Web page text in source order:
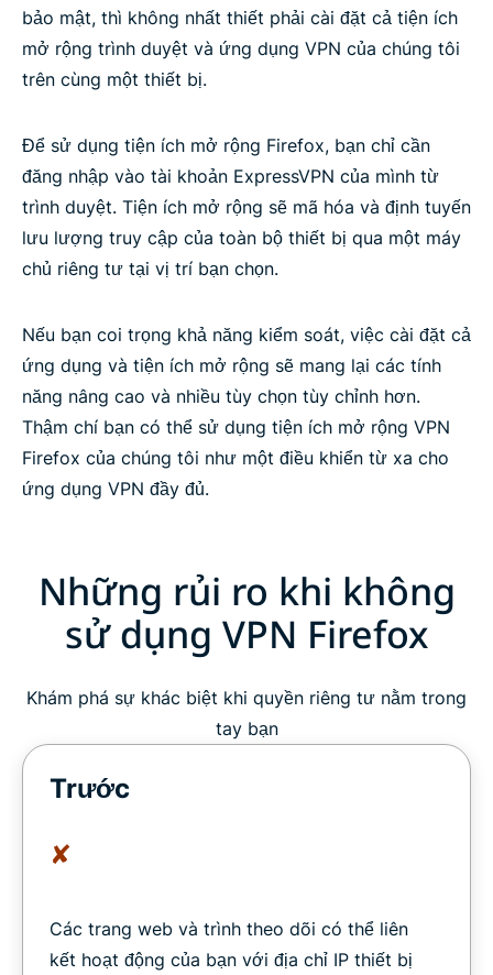
bảo mật, thì không nhất thiết phải cài đặt cả tiện ích
mở rộng trình duyệt và ứng dụng VPN của chúng tôi
trên cùng một thiết bị.
Để sử dụng tiện ích mở rộng Firefox, bạn chỉ cần
đăng nhập vào tài khoản ExpressVPN của mình từ
trình duyệt. Tiện ích mở rộng sẽ mã hóa và định tuyến
lưu lượng truy cập của toàn bộ thiết bị qua một máy
chủ riêng tư tại vị trí bạn chọn.
Nếu bạn coi trọng khả năng kiểm soát, việc cài đặt cả
ứng dụng và tiện ích mở rộng sẽ mang lại các tính
năng nâng cao và nhiều tùy chọn tùy chỉnh hơn.
Thậm chí bạn có thể sử dụng tiện ích mở rộng VPN
Firefox của chúng tôi như một điều khiển từ xa cho
ứng dụng VPN đầy đủ.
Những rủi ro khi không
sử dụng VPN Firefox
Khám phá sự khác biệt khi quyền riêng tư nằm trong
tay bạn
Trước
✘
Các trang web và trình theo dõi có thể liên
kết hoạt động của bạn với địa chỉ IP thiết bị